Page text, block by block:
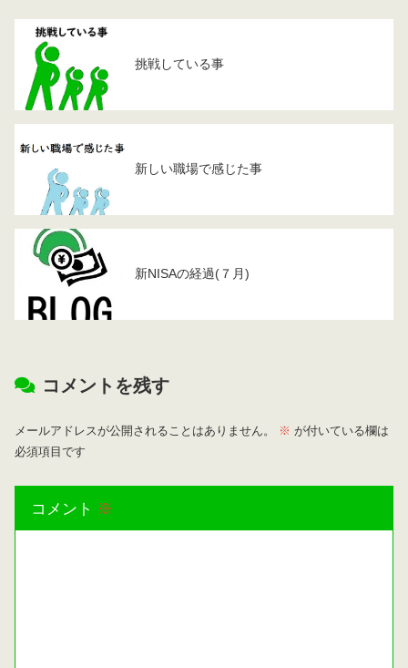
挑戦している事
新しい職場で感じた事
新NISAの経過(７月)
コメントを残す
メールアドレスが公開されることはありません。 ※ が付いている欄は
必須項目です
コメント ※